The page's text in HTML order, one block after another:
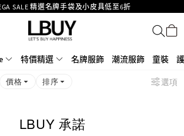
SALE 精選名牌手袋及小皮具低至6折
Hobo Mini人氣限量特別版限時原價低至75折!
及 Chanel 手袋及首飾原價低至6折，立即入手!
426號舖！
鋪旗艦店特設名牌Hermès、CHANEL及LV專區！
購物滿HKD500即享免運費！
特價精選 名牌服飾 潮流服飾 童裝
價格 排序 選項
LBUY 承諾